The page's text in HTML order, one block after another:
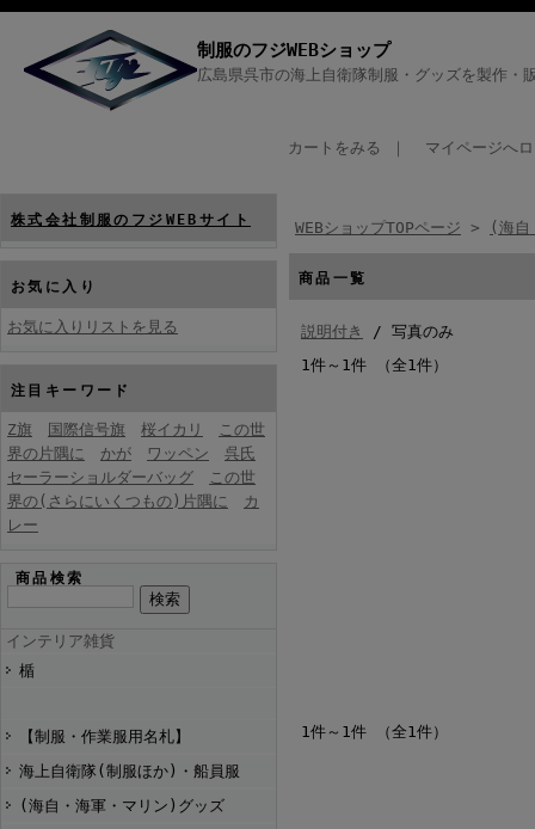
制服のフジWEBショップ
広島県呉市の海上自衛隊制服・グッズを製作・
カートをみる マイページへ
株式会社制服のフジWEBサイト
お気に入り
お気に入りリストを見る
注目キーワード
Z旗 国際信号旗 桜イカリ
この世
界の片隅に
かが ワッペン
呉氏
セーラーショルダーバッグ
この世
界の(さらにいくつもの)片隅に
カ
レー
商品検索
インテリア雑貨
楯
【制服・作業服用名札】
海上自衛隊(制服ほか)・船員服
(海自・海軍・マリン)グッズ
WEBショップTOPページ > (海自
商品一覧
説明付き
/ 写真のみ
1件～1件 （全1件）
1件～1件 （全1件）